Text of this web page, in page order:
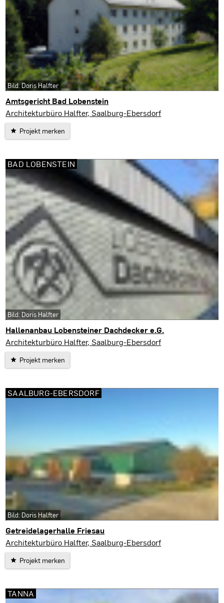
Amtsgericht Bad Lobenstein
Bad Lobenstein
Architekturbüro Halfter, Saalburg-Ebersdorf
Projekt merken
Bild: Doris Halfter
Hallenanbau Lobensteiner Dachdecker e.G.
Bad Lobenstein
Architekturbüro Halfter, Saalburg-Ebersdorf
Projekt merken
BAD LOBENSTEIN
Bild: Doris Halfter
Getreidelagerhalle Friesau
Saalburg-Ebersdorf
Architekturbüro Halfter, Saalburg-Ebersdorf
Projekt merken
SAALBURG-EBERSDORF
Bild: Doris Halfter
TANNA